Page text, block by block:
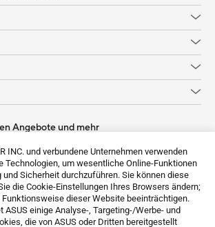
INC. und verbundene Unternehmen verwenden
Technologien, um wesentliche Online-Funktionen
Sicherheit durchzuführen. Sie können diese
die Cookie-Einstellungen Ihres Browsers ändern;
dieser Website beeinträchtigen.
ASUS einige Analyse-, Targeting-/Werbe- und
die von ASUS oder Dritten bereitgestellt
Angebote und mehr
Anmelden